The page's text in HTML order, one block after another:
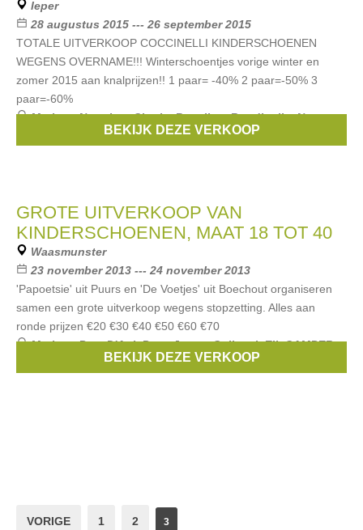
Ieper
28 augustus 2015 --- 26 september 2015
TOTALE UITVERKOOP COCCINELLI KINDERSCHOENEN
WEGENS OVERNAME!!! Winterschoentjes vorige winter en
zomer 2015 aan knalprijzen!! 1 paar= -40% 2 paar=-50% 3
paar=-60%
Merken:Naturino,Cherie,Banaline,Rondinella,New
BEKIJK DEZE VERKOOP
GROTE UITVERKOOP VAN
KINDERSCHOENEN, MAAT 18 TOT 40
Waasmunster
23 november 2013 --- 24 november 2013
'Papoetsie' uit Puurs en 'De Voetjes' uit Boechout organiseren
samen een grote uitverkoop wegens stopzetting. Alles aan
ronde prijzen €20 €30 €40 €50 €60 €70
Merken:Pom D'Api,Pepe Jeans,Gallucci,Eli,CAMPER,
BEKIJK DEZE VERKOOP
VORIGE 1 2 3